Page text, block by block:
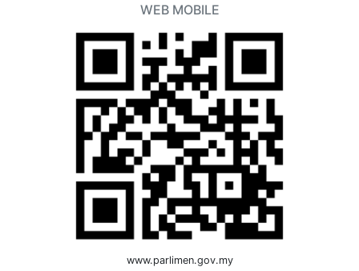
WEB MOBILE
www.parlimen.gov.my